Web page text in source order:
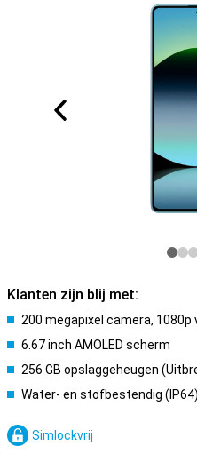
Klanten zijn blij met:
200 megapixel camera,
6.67 inch AMOLED scherm
256 GB opslaggeheugen
Water- en stofbestendig (IP64)
Simlockvrij